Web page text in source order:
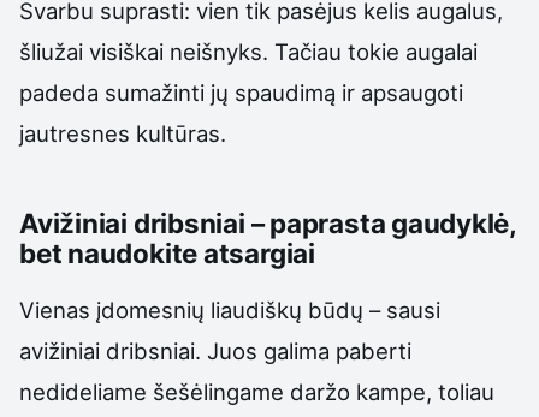
Svarbu suprasti: vien tik pasėjus kelis augalus,
šliužai visiškai neišnyks. Tačiau tokie augalai
padeda sumažinti jų spaudimą ir apsaugoti
jautresnes kultūras.
Avižiniai dribsniai – paprasta gaudyklė,
bet naudokite atsargiai
Vienas įdomesnių liaudiškų būdų – sausi
avižiniai dribsniai. Juos galima paberti
nedideliame šešėlingame daržo kampe, toliau